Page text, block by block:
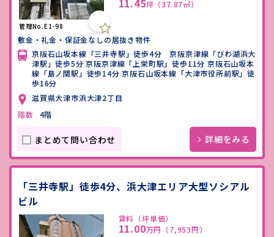
管理No.E1-98
11.45坪 （37.87㎡）
敷金・礼金・保証金なしの居抜き物件
京阪石山坂本線「三井寺駅」徒歩4分 京阪京津線「びわ湖浜大
津駅」徒歩5分 京阪京津線「上栄町駅」徒歩11分 京阪石山坂本
線「島ノ関駅」徒歩14分 京阪石山坂本線「大津市役所前駅」徒
歩16分
滋賀県大津市浜大津2丁目
階数
4階
まとめて問い合わせ 詳細をみる
「三井寺駅」徒歩4分、浜大津エリア大型ソシアル
ビル
賃料（坪単価）
11.00万円 （7,953円）